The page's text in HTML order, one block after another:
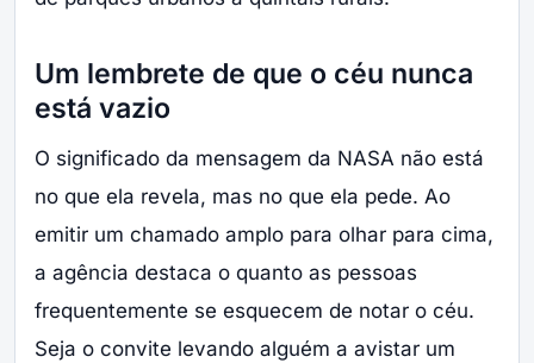
Um lembrete de que o céu nunca
está vazio
O significado da mensagem da NASA não está
no que ela revela, mas no que ela pede. Ao
emitir um chamado amplo para olhar para cima,
a agência destaca o quanto as pessoas
frequentemente se esquecem de notar o céu.
Seja o convite levando alguém a avistar um